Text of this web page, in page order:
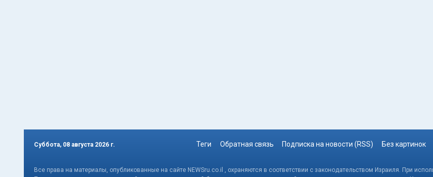
Суббота, 08 августа 2026 г. Теги Обратная связь Подписка на новости (RSS) Без картинок
Все права на материалы, опубликованные на сайте NEWSru.co.il , охраняются в соответствии с законодательством Израиля. При